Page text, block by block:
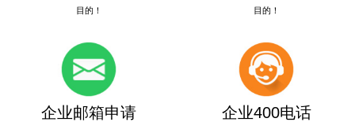
目的！
目的！
企业邮箱申请 企业400电话